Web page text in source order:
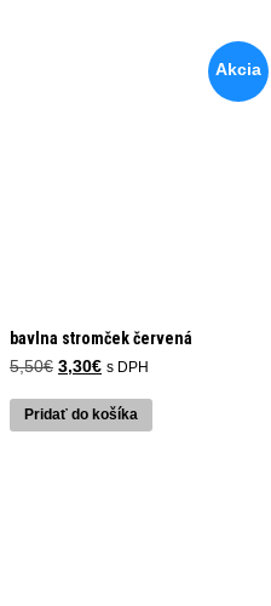
Akcia
bavlna stromček červená
5,50€ Pôvodná
bola:
5,50€.
3,30€Aktuálna
je:
3,30€.
s DPH
Pridať do košíka